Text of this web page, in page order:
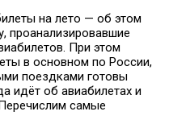
на лето — об этом
проанализировавшие
При этом
в основном по России,
поездками готовы
идёт об авиабилетах и
самые